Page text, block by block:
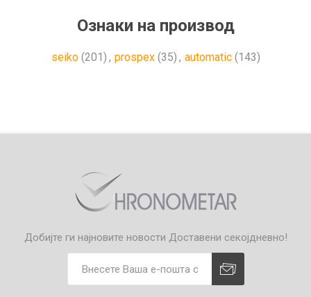
Ознаки на производ
seiko (201) , prospex (35) , automatic (143)
Добијте ги најновите новости Доставени секојдневно!